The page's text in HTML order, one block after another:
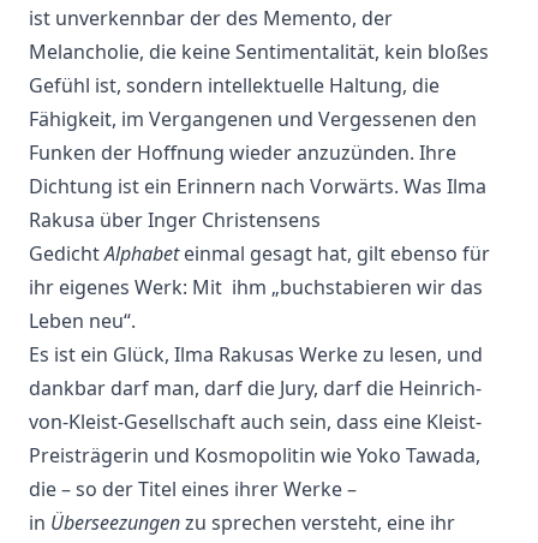
ist unverkennbar der des Memento, der
Melancholie, die keine Sentimentalität, kein bloßes
Gefühl ist, sondern intellektuelle Haltung, die
Fähigkeit, im Vergangenen und Vergessenen den
Funken der Hoffnung wieder anzuzünden. Ihre
Dichtung ist ein Erinnern nach Vorwärts. Was Ilma
Rakusa über Inger Christensens
GedichtAlphabeteinmal gesagt hat, gilt ebenso für
ihr eigenes Werk: Mit ihm „buchstabieren wir das
Leben neu“.
Es ist ein Glück, Ilma Rakusas Werke zu lesen, und
dankbar darf man, darf die Jury, darf die Heinrich-
von-Kleist-Gesellschaft auch sein, dass eine Kleist-
Preisträgerin und Kosmopolitin wie Yoko Tawada,
die – so der Titel eines ihrer Werke –
in Überseezungenzu sprechen versteht, eine ihr